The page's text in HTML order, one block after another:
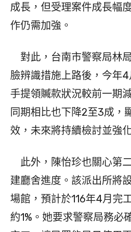
成長，但受理案件成長幅
作仍需加強。
對此，台南市警察局林
臉辨識措施上路後，今年
手提領贓款狀況較前一期
同期相比也下降2至3成，
效，未來將持續檢討並強
此外，陳怡珍也關心第
建廳舍進度。該派出所將
場館，預計於116年4月完
約1%。她要求警察局務必